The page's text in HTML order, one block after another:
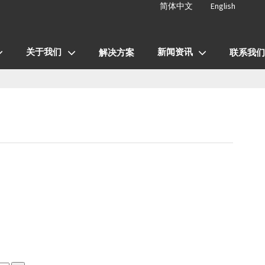
关于我们 解决方案 新闻资讯 联系我们
English
简体中文